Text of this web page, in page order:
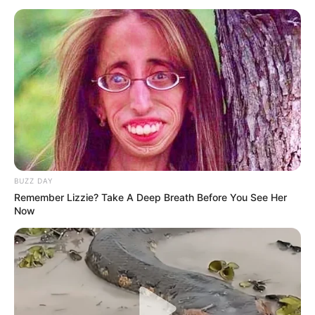
Ingredientes:
1 cucharada de hojas secas de
manzanilla
1 taza de agua
Preparación:
BUZZ DAY
Remember Lizzie? Take A Deep Breath Before You See Her
Now